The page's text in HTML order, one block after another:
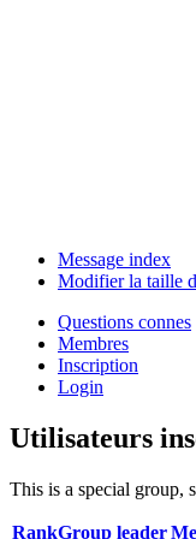
Message index
Modifier la taille
Questions connes
Membres
Inscription
Login
Utilisateurs
This is a special group,
RankGroup leader